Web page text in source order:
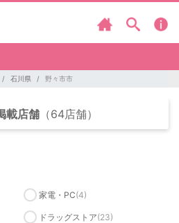
石川県 野々市市
載店舗 （64店舗）
家電・PC(4)
ドラッグストア(23)